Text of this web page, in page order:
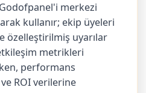
merkezi
kullanır; ekip üyeleri
özelleştirilmiş uyarılar
metrikleri
performans
ROI verilerine